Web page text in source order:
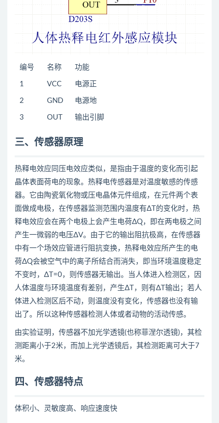
编号 名称 功能
1 VCC 电源正
2 GND 电源地
3 OUT 输出引脚
三、传感器原理
热释电效应同压电效应类似，是指由于温度的变化而引起
晶体表面荷电的现象。热释电传感器是对温度敏感的传感
器。它由陶瓷氧化物或压电晶体元件组成，在元件两个表
面做成电极，在传感器监测范围内温度有ΔT的变化时，热
释电效应会在两个电极上会产生电荷ΔQ，即在两电极之间
产生一微弱的电压ΔV。由于它的输出阻抗极高，在传感器
中有一个场效应管进行阻抗变换，热释电效应所产生的电
荷ΔQ会被空气中的离子所结合而消失，即当环境温度稳定
不变时，ΔT=0，则传感器无输出。当人体进入检测区，因
人体温度与环境温度有差别，产生ΔT，则有ΔT输出；若人
体进入检测区后不动，则温度没有变化，传感器也没有输
出了。所以这种传感器检测人体或者动物的活动传感。
由实验证明，传感器不加光学透镜(也称菲涅尔透镜)，其检
测距离小于2米，而加上光学透镜后，其检测距离可大于7
米。
四、传感器特点
体积小、灵敏度高、响应速度快